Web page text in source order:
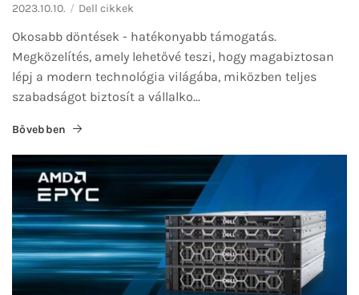
2023.10.10. Dell cikkek
Okosabb döntések - hatékonyabb támogatás.
Megközelítés, amely lehetővé teszi, hogy magabiztosan
lépj a modern technológia világába, miközben teljes
szabadságot biztosít a vállalko...
Bővebben